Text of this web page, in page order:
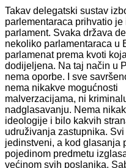
Takav delegatski sustav
parlementaraca prihvatio je
parlament. Svaka država
nekoliko parlamentaraca u
parlamenat prema kvoti
dodijeljena. Na taj način u
nema oporbe. I sve
nema nikakve mogućnosti
malverzacijama, ni
nadglasavanju. Nema
ideologije i bilo kakvih
udruživanja zastupnika. Svi
jedinstveni, a kod glasanja
pojedinom predmetu
većinom svih poslanika.